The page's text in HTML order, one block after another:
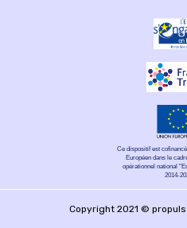
Ce dispositif est
Européen dans le
opérationnel national
2014-
Copyright 2021 ©